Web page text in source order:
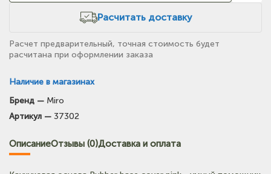
Расчитать доставку
Наличие в магазинах
Тел: +7-3852-721-001
Бренд — Miro
Артикул — 37302
Расчет предварительный, точная стоимость будет
расчитана при оформлении заказа
ОписаниеОтзывы (0)Доставка и оплата